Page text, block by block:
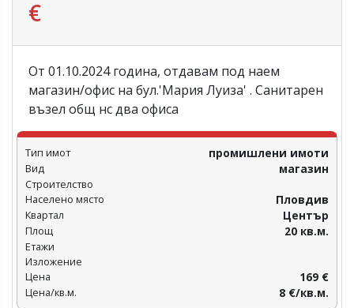
€
От 01.10.2024 година, отдавам под наем
магазин/офис на бул.'Мария Луиза' . Санитарен
възел общ нс два офиса
Тип имот промишлени имоти
Вид магазин
Строителство
Населено място
Пловдив‎
Квартал Център
Площ 20 кв.м.
Етажи
Изложение
Цена
169 €
Цена/кв.м. 8 €/кв.м.